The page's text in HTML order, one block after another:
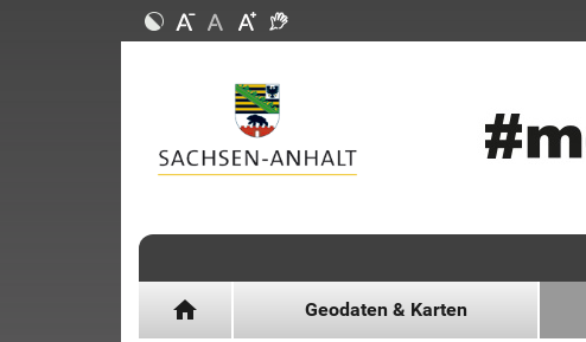
home Geodaten & Karten